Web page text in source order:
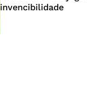
invencibilidade